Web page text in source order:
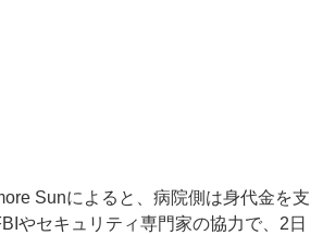
Sunによると、病院側は身代金を支
やセキュリティ専門家の協力で、2日